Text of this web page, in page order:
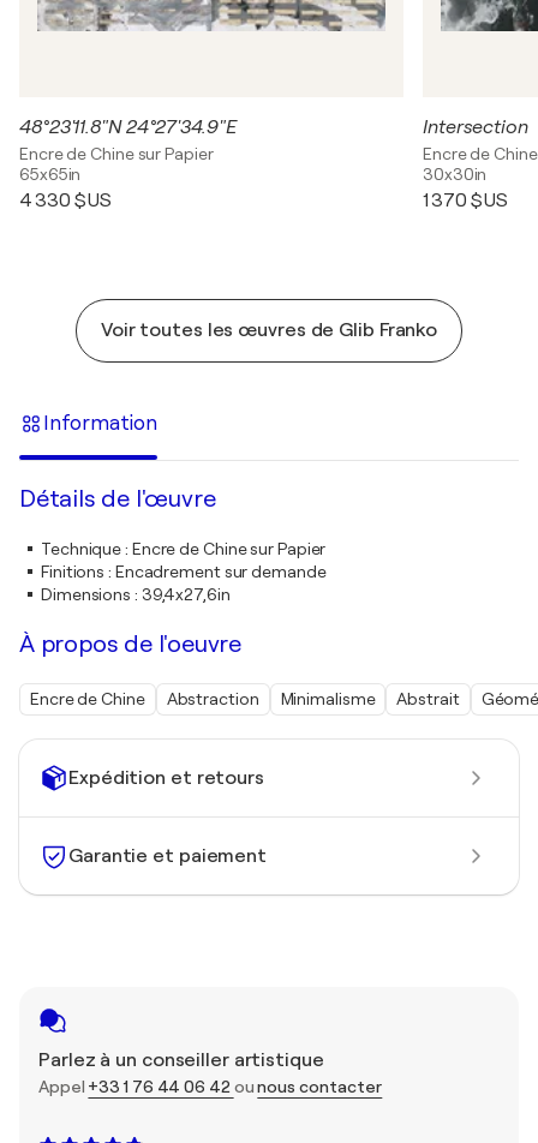
Expédition et retours
Garantie et paiement
Parlez à un conseiller artistique
Appel +33 1 76 44 06 42 ounous contacter
48°23'11.8"N 24°27'34.9"E
Encre de Chine sur Papier
65x65in
4 330 $US
Intersection
Encre de
30x30in
1 370 $US
Voir toutes les œuvres de Glib Franko
Information
Détails de l'œuvre
Technique: Encre de Chine sur Papier
Finitions : Encadrement sur demande
Dimensions : 39,4x27,6in
À propos de l'oeuvre
Encre de Chine Abstraction Minimalisme Abstrait